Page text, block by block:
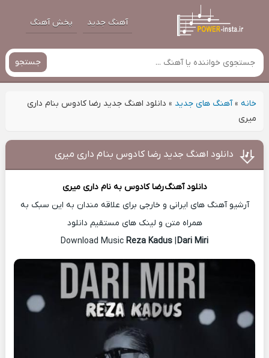
آهنگ جدید پخش آهنگ
جستجو
خانه»آهنگ های جدید » دانلود اهنگ جدید رضا کادوس بنام دارى
میرى
دانلود اهنگ جدید رضا کادوس بنام دارى میرى
دانلود آهنگرضا کادوس به نام دارى میرى
آرشیو آهنگ های ایرانی و خارجی برای علاقه مندان به این سبک به
همراه متن و لینک های مستقیم دانلود
Download Music
Reza Kadus|Dari Miri